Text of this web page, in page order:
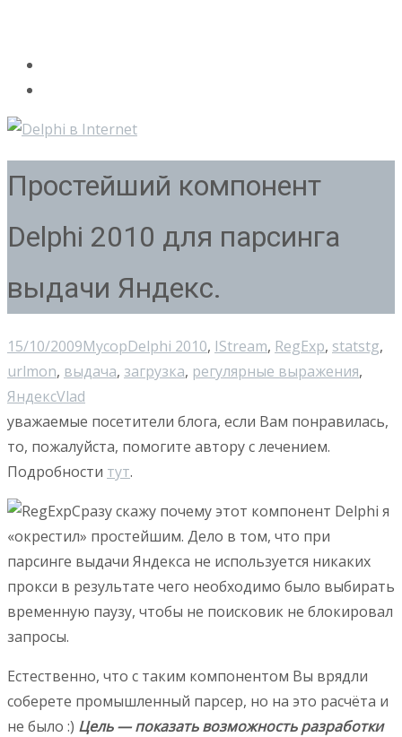
Простейший компонент
Delphi 2010 для парсинга
выдачи Яндекс.
15/10/2009МусорDelphi 2010, IStream, RegExp, statstg,
urlmon, выдача, загрузка, регулярные выражения,
ЯндексVlad
уважаемые посетители блога, если Вам понравилась,
то, пожалуйста, помогите автору с лечением.
Подробности тут.
Сразу скажу почему этот компонент Delphi я
«окрестил» простейшим. Дело в том, что при
парсинге выдачи Яндекса не используется никаких
прокси в результате чего необходимо было выбирать
временную паузу, чтобы не поисковик не блокировал
запросы.
Естественно, что с таким компонентом Вы врядли
соберете промышленный парсер, но на это расчёта и
не было :) Цель — показать возможность разработки